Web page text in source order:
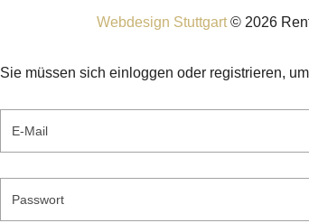
Webdesign Stuttgart © 2026
Sie müssen sich einloggen oder registrieren,
E-Mail
Passwort